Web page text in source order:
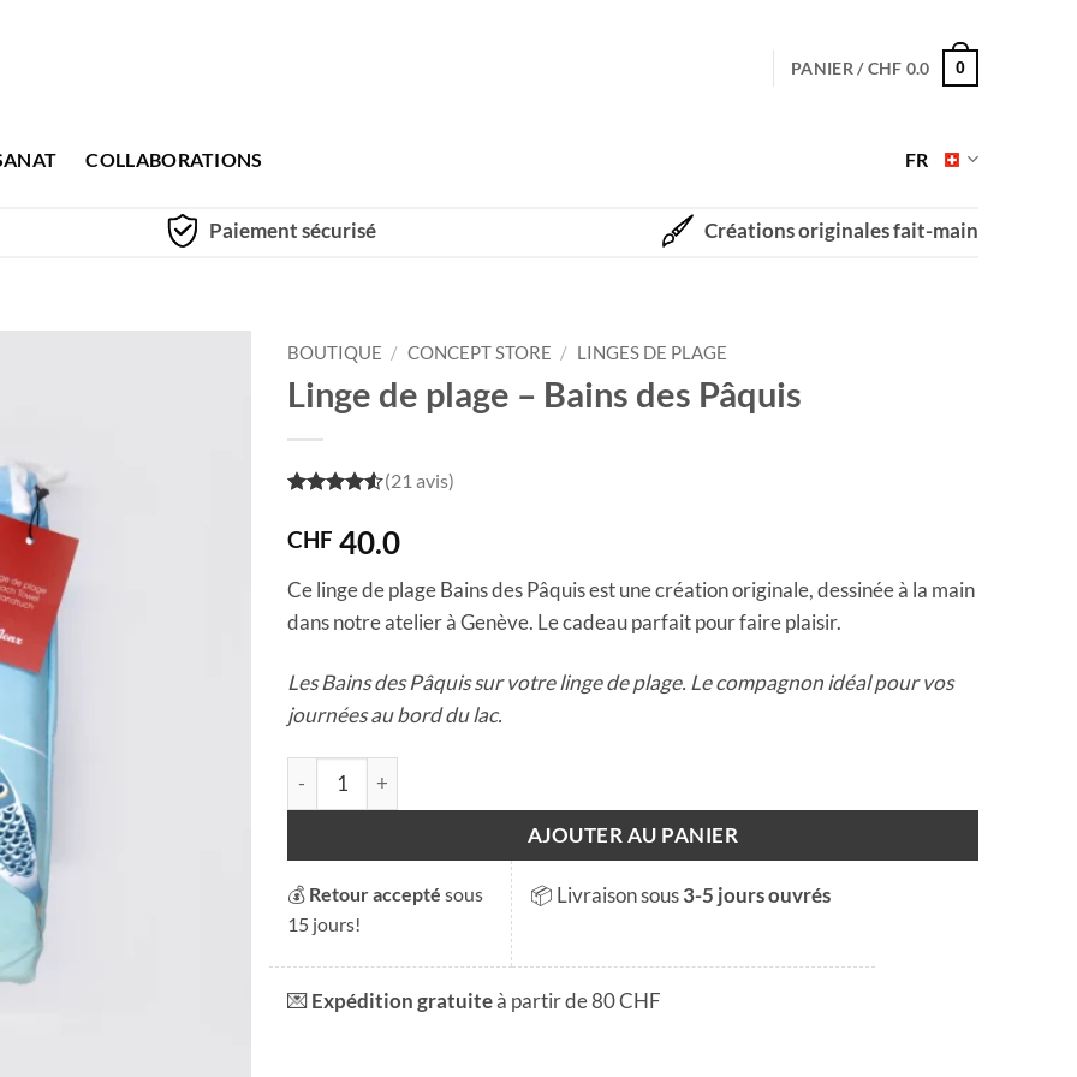
PANIER /CHF 0.0 0
COLLABORATIONS FR
Paiement sécurisé Créations originales fait-main
BOUTIQUE / CONCEPT STORE / LINGES DE PLAGE
Linge de plage – Bains des Pâquis
5
(21 avis)
CHF 40.0
Ce linge de plage Bains des Pâquis est une création originale, dessinée à la main
dans notre atelier à Genève. Le cadeau parfait pour faire plaisir.
Les Bains des Pâquis sur votre linge de plage. Le compagnon idéal pour vos
journées au bord du lac.
quantité de Linge de plage - Bains des Pâquis
AJOUTER AU PANIER
💰 Retour accepté sous
15 jours!
📦 Livraison sous3-5 jours ouvrés
💌Expédition gratuiteà partir de 80 CHF